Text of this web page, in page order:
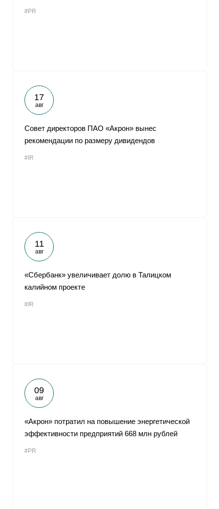
#PR
17
авг
Совет директоров ПАО «Акрон» вынес
рекомендации по размеру дивидендов
#IR
11
авг
«Сбербанк» увеличивает долю в Талицком
калийном проекте
#IR
09
авг
«Акрон» потратил на повышение энергетической
эффективности предприятий 668 млн рублей
#PR